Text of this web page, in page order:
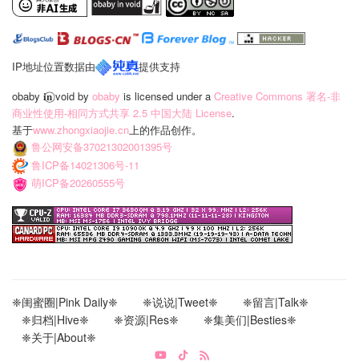
IP地址位置数据由
提供支持
obaby 𝐢‍𝐧⃝ void by obaby is licensed under a Creative Commons 署名-非
商业性使用-相同方式共享 2.5 中国大陆 License.
基于www.zhongxiaojie.cn上的作品创作。
鲁公网安备37021302001395号
鲁ICP备14021306号-11
萌ICP备20260555号
❈闺蜜圈|Pink Daily❈ ❈说说|Tweet❈
❈留言|Talk❈
❈归档|Hive❈
❈资源|Res❈
❈集美们|Besties❈
❈关于|About❈